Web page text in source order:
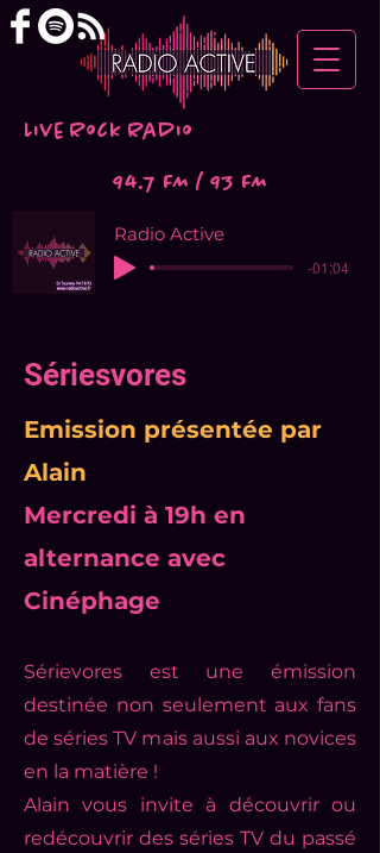
Live Rock Radio
Radio Active
-01:04
94.7 FM / 93 FM
Sériesvores
Emission présentée par
Alain
Mercredi à 19h en
alternance avec
Cinéphage
Sérievores est une émission
destinée non seulement aux fans
de séries TV mais aussi aux novices
en la matière !
Alain vous invite à découvrir ou
redécouvrir des séries TV du passé